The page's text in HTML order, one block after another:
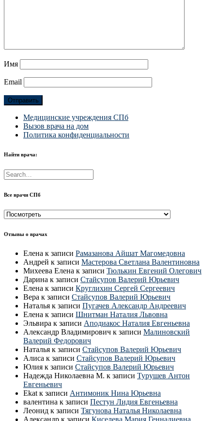
Имя
Email
Медицинские учреждения СПб
Вызов врача на дом
Политика конфиденциальности
Найти врача:
Все врачи СПб
Все
СПб
Отзывы о врачах
Елена к записи Рамазанова Айшат Магомедовна
Андрей к записи Мастерова Светлана Валентиновна
Михеева Елена к записи Тюлькин Евгений Олегович
Дарина к записи Стайсупов Валерий Юрьевич
Елена к записи Круглихин Сергей Сергеевич
Вера к записи Стайсупов Валерий Юрьевич
Наталья к записи Пугачев Александр Андреевич
Елена к записи Шнитман Наталия Львовна
Эльвира к записи Аподиакос Наталия Евгеньевна
Александр Владимирович к записи Малиновский
Валерий Федорович
Наталья к записи Стайсупов Валерий Юрьевич
Алиса к записи Стайсупов Валерий Юрьевич
Юлия к записи Стайсупов Валерий Юрьевич
Надежда Николаевна М. к записи Турушев Антон
Евгеньевич
Ekat к записи Антимоник Нина Юрьевна
валентина к записи Пестун Лидия Евгеньевна
Леонид к записи Тягунова Наталья Николаевна
Александр к записи Киселева Мария Геннадиевна